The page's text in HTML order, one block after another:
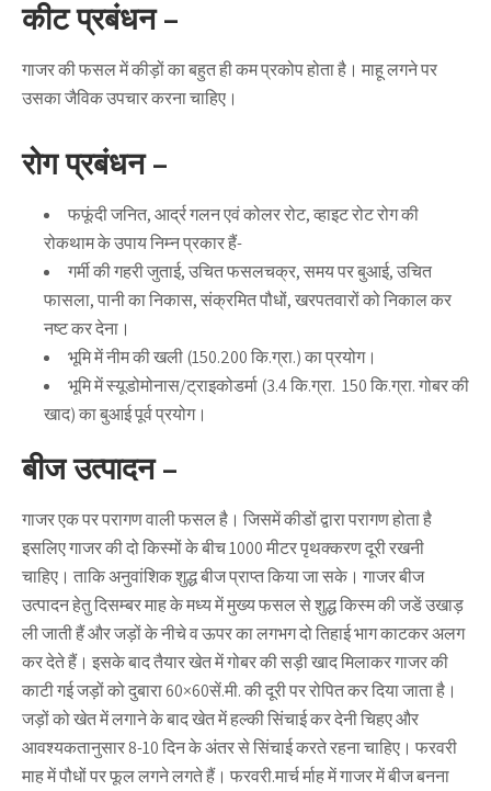
कीट प्रबंधन –
गाजर की फसल में कीड़ों का बहुत ही कम प्रकोप होता है। माहू लगने पर
उसका जैविक उपचार करना चाहिए।
रोग प्रबंधन –
फफूंदी जनित, आर्द्र गलन एवं कोलर रोट, व्हाइट रोट रोग की
रोकथाम के उपाय निम्न प्रकार हैं-
गर्मी की गहरी जुताई, उचित फसलचक्र, समय पर बुआई, उचित
फासला, पानी का निकास, संक्रमित पौधों, खरपतवारों को निकाल कर
नष्ट कर देना।
भूमि में नीम की खली (150.200 कि.ग्रा.) का प्रयोग।
भूमि में स्यूडोमोनास/ट्राइकोडर्मा (3.4 कि.ग्रा. 150 कि.ग्रा. गोबर की
खाद) का बुआई पूर्व प्रयोग।
बीज उत्पादन –
गाजर एक पर परागण वाली फसल है। जिसमें कीडों द्वारा परागण होता है
इसलिए गाजर की दो किस्मों के बीच 1000 मीटर पृथक्करण दूरी रखनी
चाहिए। ताकि अनुवांशिक शुद्ध बीज प्राप्त किया जा सके। गाजर बीज
उत्पादन हेतु दिसम्बर माह के मध्य में मुख्य फसल से शुद्ध किस्म की जडें उखाड़
ली जाती हैं और जड़ों के नीचे व ऊपर का लगभग दो तिहाई भाग काटकर अलग
कर देते हैं। इसके बाद तैयार खेत में गोबर की सड़ी खाद मिलाकर गाजर की
काटी गई जड़ों को दुबारा 60×60सें.मी. की दूरी पर रोपित कर दिया जाता है।
जड़ों को खेत में लगाने के बाद खेत में हल्की सिंचाई कर देनी चिहए और
आवश्यकतानुसार 8-10 दिन के अंतर से सिंचाई करते रहना चाहिए। फरवरी
माह में पौधों पर फूल लगने लगते हैं। फरवरी.मार्च र्माह में गाजर में बीज बनना